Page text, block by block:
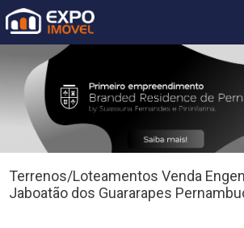
Terrenos/Loteamentos Venda
Jaboatão dos Guararapes